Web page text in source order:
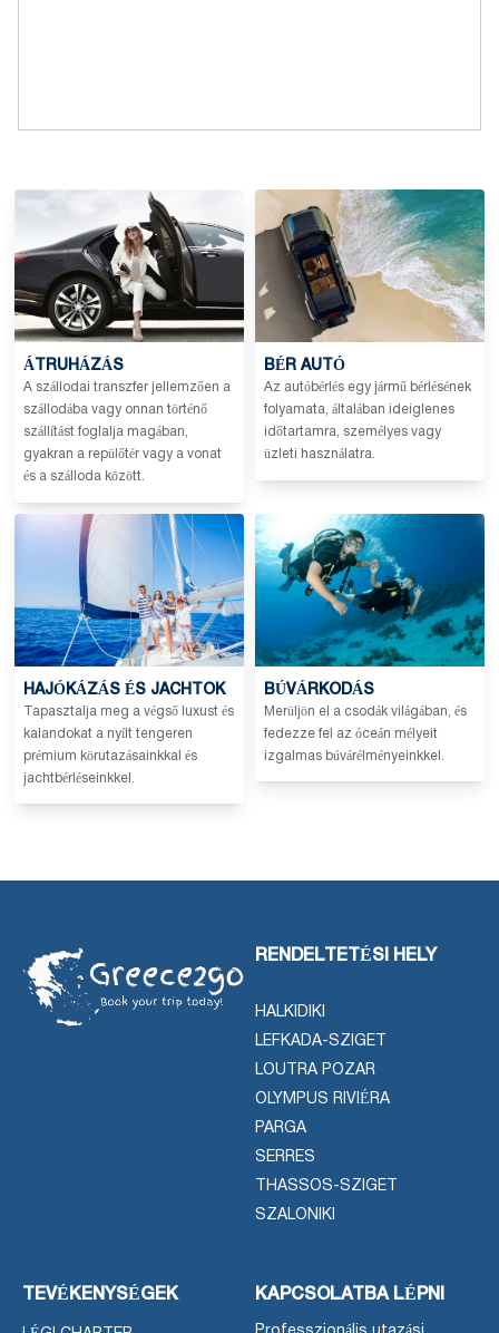
ÁTRUHÁZÁS
A szállodai transzfer jellemzően a
szállodába vagy onnan történő
szállítást foglalja magában,
gyakran a repülőtér vagy a vonat
és a szálloda között.
BÉR AUTÓ
Az autóbérlés egy jármű bérlésének
folyamata, általában ideiglenes
időtartamra, személyes vagy
üzleti használatra.
HAJÓKÁZÁS ÉS JACHTOK
Tapasztalja meg a végső luxust és
kalandokat a nyílt tengeren
prémium körutazásainkkal és
jachtbérléseinkkel.
BÚVÁRKODÁS
Merüljön el a csodák világában, és
fedezze fel az óceán mélyeit
izgalmas búvárélményeinkkel.
RENDELTETÉSI HELY
HALKIDIKI
LEFKADA-SZIGET
LOUTRA POZAR
OLYMPUS RIVIÉRA
PARGA
SERRES
THASSOS-SZIGET
SZALONIKI
TEVÉKENYSÉGEK KAPCSOLATBA LÉPNI